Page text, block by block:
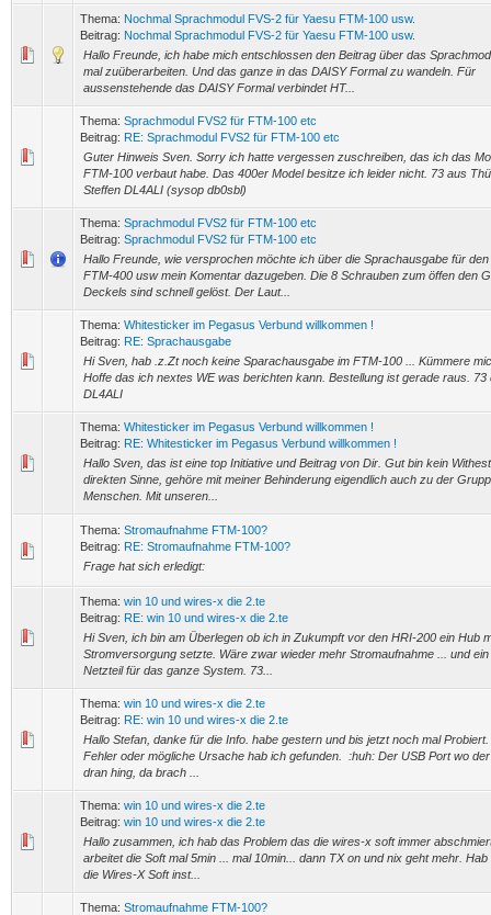
Thema: Nochmal Sprachmodul FVS-2 für Yaesu FTM-100 usw.
Beitrag: Nochmal Sprachmodul FVS-2 für Yaesu FTM-100 usw.
Hallo Freunde, ich habe mich entschlossen den Beitrag über das
mal zuüberarbeiten. Und das ganze in das DAISY Formal zu wandeln. Für
aussenstehende das DAISY Formal verbindet HT...
Thema: Sprachmodul FVS2 für FTM-100 etc
Beitrag: RE: Sprachmodul FVS2 für FTM-100 etc
Guter Hinweis Sven. Sorry ich hatte vergessen zuschreiben, das ich das
FTM-100 verbaut habe. Das 400er Model besitze ich leider nicht. 73 aus
Steffen DL4ALI (sysop db0sbl)
Thema: Sprachmodul FVS2 für FTM-100 etc
Beitrag: Sprachmodul FVS2 für FTM-100 etc
Hallo Freunde, wie versprochen möchte ich über die Sprachausgabe für
FTM-400 usw mein Komentar dazugeben. Die 8 Schrauben zum öffen den
Deckels sind schnell gelöst. Der Laut...
Thema: Whitesticker im Pegasus Verbund willkommen !
Beitrag: RE: Sprachausgabe
Hi Sven, hab .z.Zt noch keine Sparachausgabe im FTM-100 ... Kümmere
Hoffe das ich nextes WE was berichten kann. Bestellung ist gerade raus. 73
DL4ALI
Thema: Whitesticker im Pegasus Verbund willkommen !
Beitrag: RE: Whitesticker im Pegasus Verbund willkommen !
Hallo Sven, das ist eine top Initiative und Beitrag von Dir. Gut bin kein
direkten Sinne, gehöre mit meiner Behinderung eigendlich auch zu der
Menschen. Mit unseren...
Thema: Stromaufnahme FTM-100?
Beitrag: RE: Stromaufnahme FTM-100?
Frage hat sich erledigt:
Thema: win 10 und wires-x die 2.te
Beitrag: RE: win 10 und wires-x die 2.te
Hi Sven, ich bin am Überlegen ob ich in Zukumpft vor den HRI-200 ein Hub
Stromversorgung setzte. Wäre zwar wieder mehr Stromaufnahme ... und
Netzteil für das ganze System. 73...
Thema: win 10 und wires-x die 2.te
Beitrag: RE: win 10 und wires-x die 2.te
Hallo Stefan, danke für die Info. habe gestern und bis jetzt noch mal Probiert.
Fehler oder mögliche Ursache hab ich gefunden. :huh: Der USB Port wo
dran hing, da brach ...
Thema: win 10 und wires-x die 2.te
Beitrag: win 10 und wires-x die 2.te
Hallo zusammen, ich hab das Problem das die wires-x soft immer
arbeitet die Soft mal 5min ... mal 10min... dann TX on und nix geht mehr.
die Wires-X Soft inst...
Thema: Stromaufnahme FTM-100?